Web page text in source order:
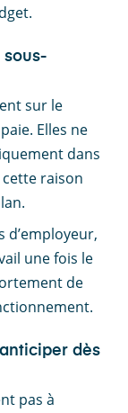
sous-
sur le
Elles ne
dans
raison
d’employeur,
une fois le
de
dès
pas à